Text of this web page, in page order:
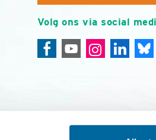
Volg ons via social